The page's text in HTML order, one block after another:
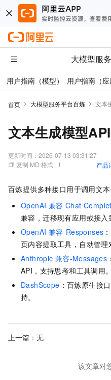
大模型服
用户指南（模型） 用户指南（应
首页 大模型服务平台百炼 文本
文本生成模型
更新时间： 2026-07-13 03:31:27
复制 MD 格式
产品
百炼提供多种接口用于调用文本
OpenAI 兼容 Chat
兼容，迁移现有应用或接入
OpenAI 兼容-Responses
页内容提取工具，自动管理
Anthropic 兼容-Messages
API，支持思考和工具调用。
DashScope ：百炼原生接
持。
上一篇：无
该文章对